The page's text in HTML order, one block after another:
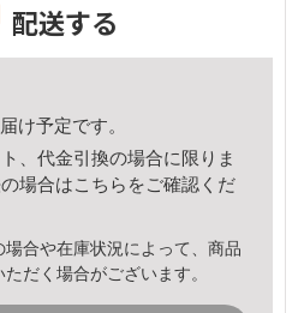
配送する
け予定です。
、代金引換の場合に限りま
場合はこちら をご確認くだ
合や在庫状況によって、商品
だく場合がございます。